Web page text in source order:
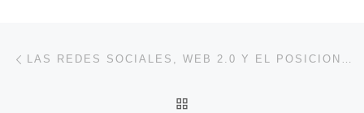
Navegación de entradas LAS REDES SOCIALES, WEB 2.0 Y EL POSICIONAMIENTO DE TU PÁGINA